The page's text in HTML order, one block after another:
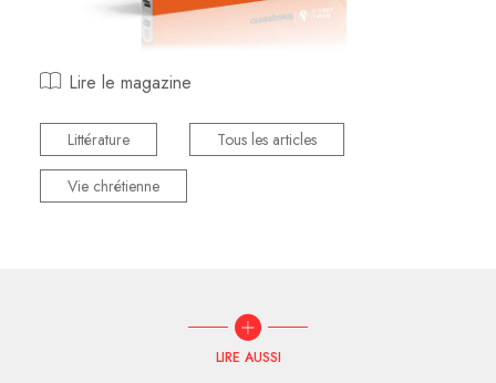
Lire le magazine
Littérature Tous les articles
Vie chrétienne
LIRE AUSSI